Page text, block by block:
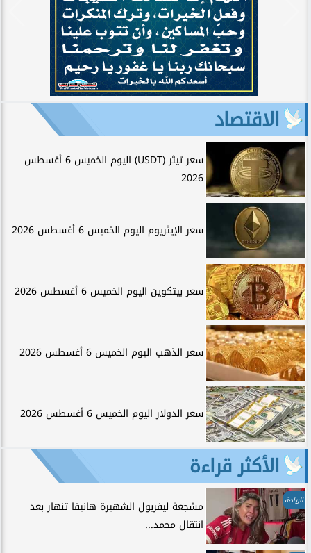
الاقتصاد
سعر تيثر (USDT) اليوم الخميس 6 أغسطس
2026
سعر الإيثريوم اليوم الخميس 6 أغسطس 2026
سعر بيتكوين اليوم الخميس 6 أغسطس 2026
سعر الذهب اليوم الخميس 6 أغسطس 2026
سعر الدولار اليوم الخميس 6 أغسطس 2026
الأكثر قراءة
الرياضة
مشجعة ليفربول الشهيرة هانيفا تنهار بعد
انتقال محمد...